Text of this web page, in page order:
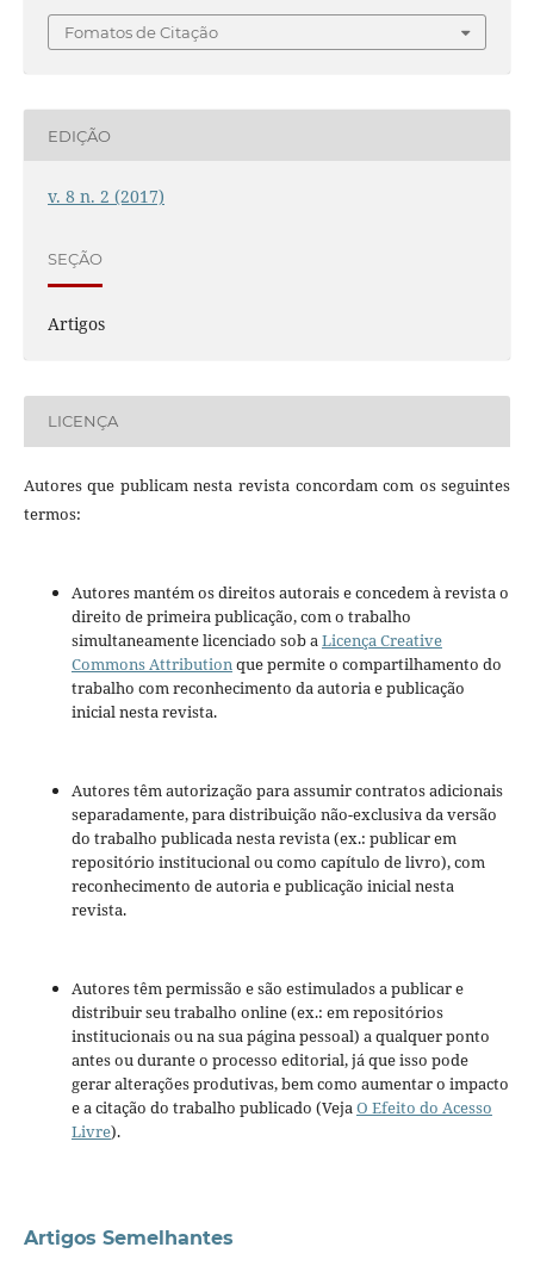
Fomatos de Citação
EDIÇÃO
v. 8 n. 2 (2017)
SEÇÃO
Artigos
LICENÇA
Autores que publicam nesta revista concordam com os seguintes
termos:
Autores mantém os direitos autorais e concedem à revista o
direito de primeira publicação, com o trabalho
simultaneamente licenciado sob a Licença Creative
Commons Attribution que permite o compartilhamento do
trabalho com reconhecimento da autoria e publicação
inicial nesta revista.
Autores têm autorização para assumir contratos adicionais
separadamente, para distribuição não-exclusiva da versão
do trabalho publicada nesta revista (ex.: publicar em
repositório institucional ou como capítulo de livro), com
reconhecimento de autoria e publicação inicial nesta
revista.
Autores têm permissão e são estimulados a publicar e
distribuir seu trabalho online (ex.: em repositórios
institucionais ou na sua página pessoal) a qualquer ponto
antes ou durante o processo editorial, já que isso pode
gerar alterações produtivas, bem como aumentar o impacto
e a citação do trabalho publicado (VejaO Efeito do Acesso
Livre).
Artigos Semelhantes